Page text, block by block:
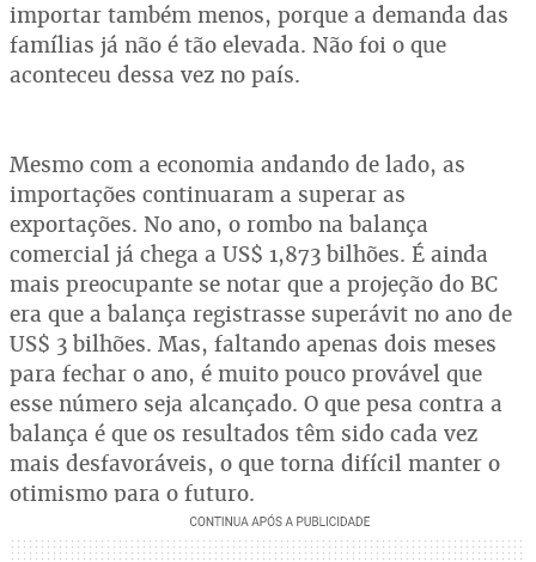
importar também menos, porque a demanda das
famílias já não é tão elevada. Não foi o que
aconteceu dessa vez no país.
Mesmo com a economia andando de lado, as
importações continuaram a superar as
exportações. No ano, o rombo na balança
comercial já chega a US$ 1,873 bilhões. É ainda
mais preocupante se notar que a projeção do BC
era que a balança registrasse superávit no ano de
US$ 3 bilhões. Mas, faltando apenas dois meses
para fechar o ano, é muito pouco provável que
esse número seja alcançado. O que pesa contra a
balança é que os resultados têm sido cada vez
mais desfavoráveis, o que torna difícil manter o
otimismo para o futuro.